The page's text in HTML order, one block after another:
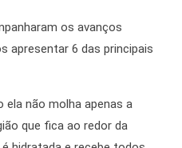
os avanços
apresentar 6 das principais
ela não molha apenas a
que fica ao redor da